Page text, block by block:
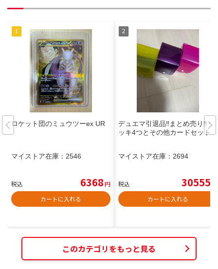
ロケット団のミュウツーex UR
マイストア在庫： 2546
税込 6368円
カートに入れる
デュエマ引退品‼️まとめ売り‼️ デ
ッキ4つとその他カードセット
マイストア在庫： 2694
税込 30555
カートに入れる
このカテゴリをもっと見る